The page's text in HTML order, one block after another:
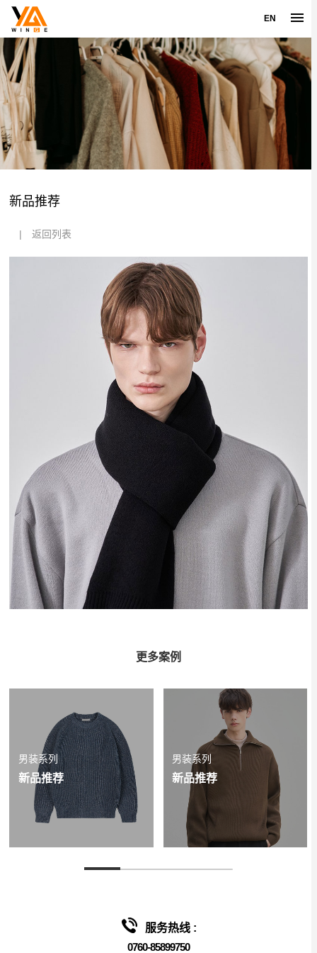
EN
新品推荐
|返回列表
更多案例
男装系列
新品推荐
男装系列
新品推荐
服务热线 :
0760-85899750